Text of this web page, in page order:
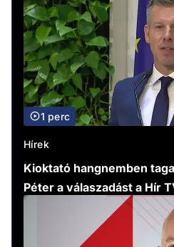
1 perc
Hírek
Kioktató hangnemben
Péter a válaszadást a Hír